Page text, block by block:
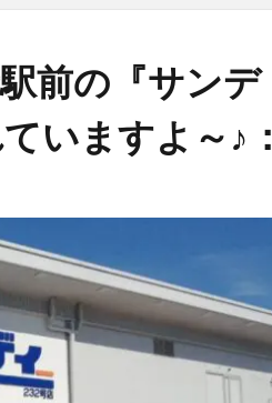
前の『サンデ
いますよ～♪：